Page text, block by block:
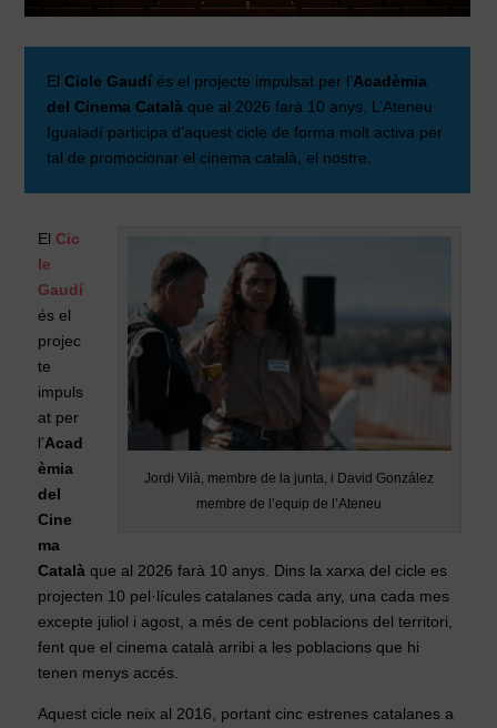
ElCicle Gaudí és el projecte impulsat per l’Acadèmia
del Cinema Català que al 2026 farà 10 anys. L’Ateneu
Igualadí participa d’aquest cicle de forma molt activa per
tal de promocionar el cinema català, el nostre.
Jordi Vilà, membre de la junta, i David González
membre de l’equip de l’Ateneu
El Cic
le
Gaudí
és el
projec
te
impuls
at per
l’Acad
èmia
del
Cine
ma
Català que al 2026 farà 10 anys. Dins la xarxa del cicle es
projecten 10 pel·lícules catalanes cada any, una cada mes
excepte juliol i agost, a més de cent poblacions del territori,
fent que el cinema català arribi a les poblacions que hi
tenen menys accés.
Aquest cicle neix al 2016, portant cinc estrenes catalanes a